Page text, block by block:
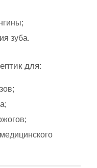
зуба.
для: